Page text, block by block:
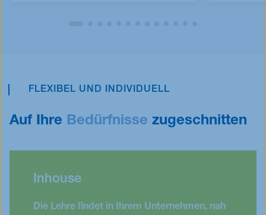
FLEXIBEL UND INDIVIDUELL
Auf Ihre Bedürfnisse zugeschnitten
Inhouse
Die Lehre findet in Ihrem Unternehmen, nah